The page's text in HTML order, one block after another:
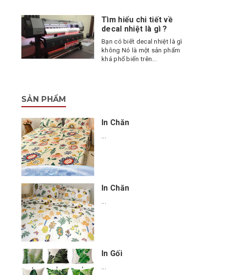
Tìm hiểu chi tiết về
decal nhiệt là gì ?
Bạn có biết decal nhiệt là gì
không Nó là một sản phẩm
khá phổ biến trên...
SẢN PHẨM
In Chăn
In Chăn
In Gối